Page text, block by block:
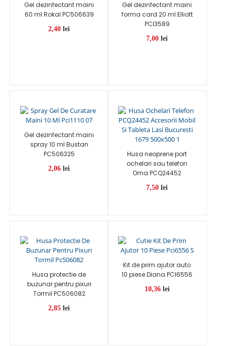
Gel dezinfectant maini
60 ml Rokal PC506639
2,40lei
Gel dezinfectant maini
forma card 20 ml Elliott
PCI3589
7,00lei
Gel dezinfectant maini
spray 10 ml Bustan
PC506325
2,06lei
Husa neoprene port
ochelari sau telefon
Oma PCQ24452
7,50lei
Husa protectie de
buzunar pentru pixuri
Tormil PC506082
2,85lei
Kit de prim ajutor auto
10 piese Diana PCI6556
10,36 lei